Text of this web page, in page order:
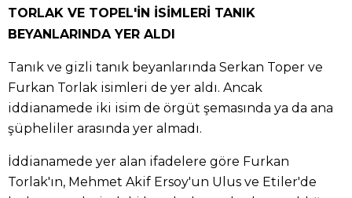
TORLAK VE TOPEL'İN İSİMLERİ TANIK
BEYANLARINDA YER ALDI
Tanık ve gizli tanık beyanlarında Serkan Toper ve
Furkan Torlak isimleri de yer aldı. Ancak
iddianamede iki isim de örgüt şemasında ya da ana
şüpheliler arasında yer almadı.
İddianamede yer alan ifadelere göre Furkan
Torlak'ın, Mehmet Akif Ersoy'un Ulus ve Etiler'de